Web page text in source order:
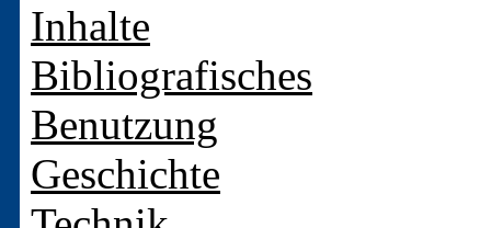
Inhalte
Bibliografisches
Benutzung
Geschichte